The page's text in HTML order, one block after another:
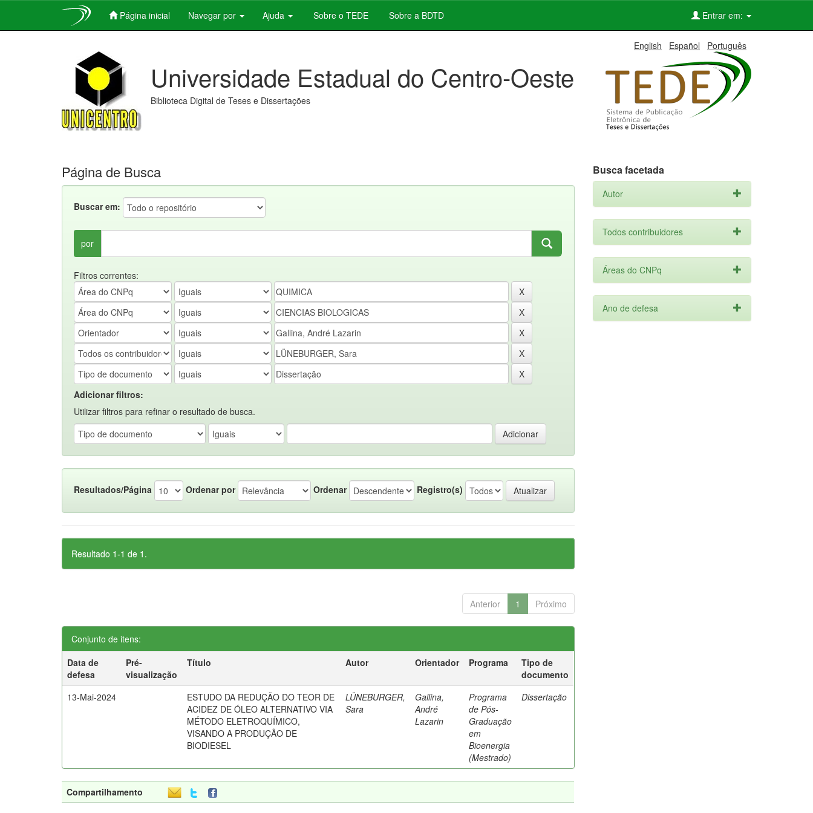
Página inicial Navegar por Ajuda Sobre o TEDE Sobre a BDTD Entrar em:
English Español Português
Universidade Estadual do Centro-Oeste
Biblioteca Digital de Teses e Dissertações
Página de Busca
Buscar em:
por
Filtros correntes:
Adicionar filtros:
Utilizar filtros para refinar o resultado de busca.
Resultados/Página Ordenar por Ordenar Registro(s)
Resultado 1-1 de 1.
Anterior 1 Próximo
Conjunto de itens:
Data de
defesa
Pré-
visualização
Título Autor Orientador Programa
Tipo de
documento
13-Mai-2024
ESTUDO DA REDUÇÃO DO TEOR DE
ACIDEZ DE ÓLEO ALTERNATIVO VIA
MÉTODO ELETROQUÍMICO,
VISANDO A PRODUÇÃO DE
BIODIESEL
LÜNEBURGER,
Sara
Gallina,
André
Lazarin
Programa
de Pós-
Graduação
em
Bioenergia
(Mestrado)
Dissertação
Compartilhamento
Busca facetada
Autor
Todos contribuidores
Áreas do CNPq
Ano de defesa